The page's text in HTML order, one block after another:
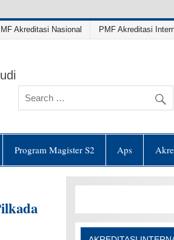
Akreditasi Nasional PMF Akreditasi
Program Magister S2 Aps